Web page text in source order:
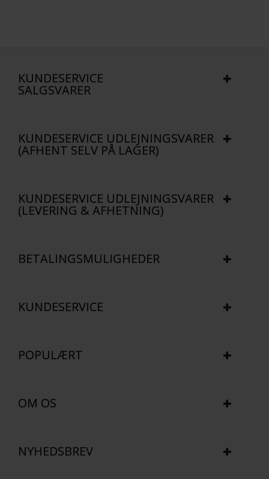
KUNDESERVICE
SALGSVARER
KUNDESERVICE UDLEJNINGSVARER
(AFHENT SELV PÅ LAGER)
KUNDESERVICE UDLEJNINGSVARER
(LEVERING & AFHETNING)
BETALINGSMULIGHEDER
KUNDESERVICE
POPULÆRT
OM OS
NYHEDSBREV